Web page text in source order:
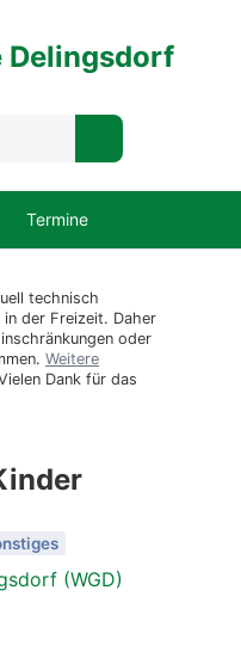
Delingsdorf
Termine
technisch
der Freizeit. Daher
oder
Weitere
Dank für das
(WGD)